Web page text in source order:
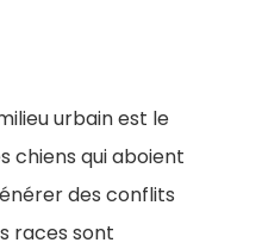
urbain est le
chiens qui aboient
des conflits
races sont